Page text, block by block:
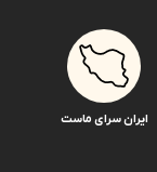
ایران سرای ماست